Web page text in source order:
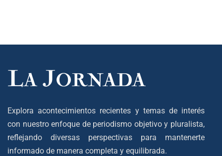
Explora acontecimientos recientes y temas de interés
con nuestro enfoque de periodismo objetivo y pluralista,
reflejando diversas perspectivas para mantenerte
informado de manera completa y equilibrada.